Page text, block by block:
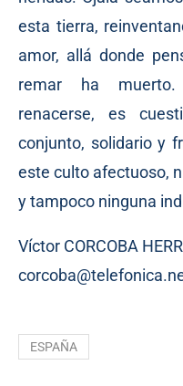
esta tierra,
amor, allá donde
remar ha muerto.
renacerse, es
conjunto, solidario y
este culto afectuoso,
y tampoco ninguna
Víctor CORCOBA
ESPAÑA